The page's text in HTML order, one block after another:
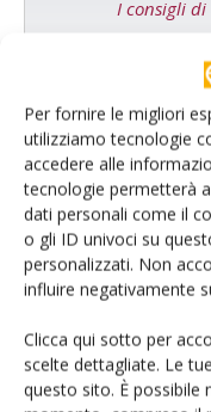
Per fornire le migliori
utilizziamo tecnologie
accedere alle
tecnologie permetterà
dati personali come il
o gli ID univoci su
personalizzati. Non
influire negativamente
Clicca qui sotto per
scelte dettagliate. Le
questo sito. È possibile
I consigli
Dalla stessa
MELO 6 Agosto 2026